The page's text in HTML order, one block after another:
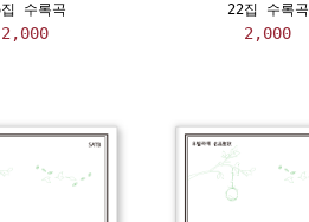
수록곡
2,000
22집 수록곡
2,000